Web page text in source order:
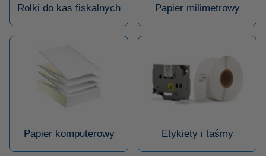
Rolki do kas fiskalnych Papier milimetrowy
Papier komputerowy Etykiety i taśmy